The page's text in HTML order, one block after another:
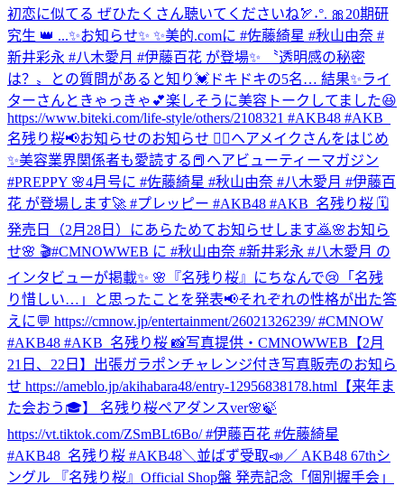
初恋に似てる ぜひたくさん聴いてくださいね🏹˖°. 🎀20期研
究生 👑 ...✨お知らせ✨ ✨美的.comに #佐藤綺星 #秋山由奈 #
新井彩永 #八木愛月 #伊藤百花 が登場✨ 〝透明感の秘密
は？〟との質問があると知り💓ドキドキの5名… 結果✨ライ
ターさんときゃっきゃ💕楽しそうに美容トークしてました😆
https://www.biteki.com/life-style/others/2108321 #AKB48 #AKB_
名残り桜📢お知らせのお知らせ 💆‍♀️ヘアメイクさんをはじめ
✨美容業界関係者も愛読する📕ヘアビューティーマガジン
#PREPPY 🌸4月号に #佐藤綺星 #秋山由奈 #八木愛月 #伊藤百
花 が登場します🚀 #プレッピー #AKB48 #AKB_名残り桜 🗓
発売日（2月28日）にあらためてお知らせします🙇🌸お知ら
せ🌸 🎬#CMNOWWEB に #秋山由奈 #新井彩永 #八木愛月 の
インタビューが掲載✨ 🌸『名残り桜』にちなんで😢「名残
り惜しい…」と思ったことを発表📢それぞれの性格が出た答
えに💬 https://cmnow.jp/entertainment/26021326239/ #CMNOW
#AKB48 #AKB_名残り桜 📸写真提供・CMNOWWEB 【2月
21日、22日】出張ガラポンチャレンジ付き写真販売のお知ら
せ https://ameblo.jp/akihabara48/entry-12956838178.html 【来年ま
た会おう🎓】 名残り桜ペアダンスver🌸🍃
https://vt.tiktok.com/ZSmBLt6Bo/ #伊藤百花 #佐藤綺星
#AKB48_名残り桜 #AKB48＼並ばず受取📣／ AKB48 67thシ
ングル 『名残り桜』Official Shop盤 発売記念「個別握手会」